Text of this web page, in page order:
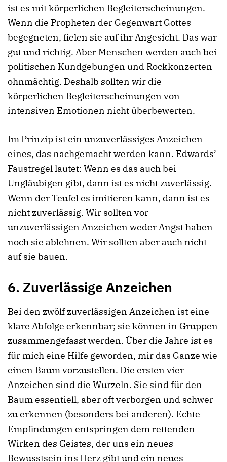
ist es mit körperlichen Begleiterscheinungen.
Wenn die Propheten der Gegenwart Gottes
begegneten, fielen sie auf ihr Angesicht. Das war
gut und richtig. Aber Menschen werden auch bei
politischen Kundgebungen und Rockkonzerten
ohnmächtig. Deshalb sollten wir die
körperlichen Begleiterscheinungen von
intensiven Emotionen nicht überbewerten.
Im Prinzip ist ein unzuverlässiges Anzeichen
eines, das nachgemacht werden kann. Edwards’
Faustregel lautet: Wenn es das auch bei
Ungläubigen gibt, dann ist es nicht zuverlässig.
Wenn der Teufel es imitieren kann, dann ist es
nicht zuverlässig. Wir sollten vor
unzuverlässigen Anzeichen weder Angst haben
noch sie ablehnen. Wir sollten aber auch nicht
auf sie bauen.
6. Zuverlässige Anzeichen
Bei den zwölf zuverlässigen Anzeichen ist eine
klare Abfolge erkennbar; sie können in Gruppen
zusammengefasst werden. Über die Jahre ist es
für mich eine Hilfe geworden, mir das Ganze wie
einen Baum vorzustellen. Die ersten vier
Anzeichen sind die Wurzeln. Sie sind für den
Baum essentiell, aber oft verborgen und schwer
zu erkennen (besonders bei anderen). Echte
Empfindungen entspringen dem rettenden
Wirken des Geistes, der uns ein neues
Bewusstsein ins Herz gibt und ein neues